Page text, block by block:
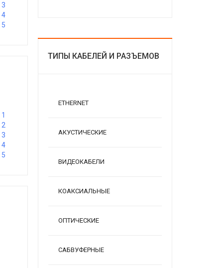
ТИПЫ КАБЕЛЕЙ И РАЗЪЕМОВ
ETHERNET
АКУСТИЧЕСКИЕ
ВИДЕОКАБЕЛИ
КОАКСИАЛЬНЫЕ
ОПТИЧЕСКИЕ
САБВУФЕРНЫЕ
3
4
5
1
2
3
4
5